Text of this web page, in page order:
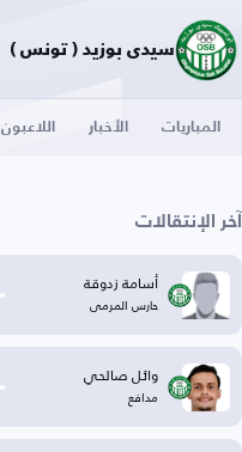
سيدي بوزيد ( تونس )
المباريات الأخبار اللاعبون
آخر الإنتقالات
أسامة زدوقة
حارس المرمى
وائل صالحي
مدافع